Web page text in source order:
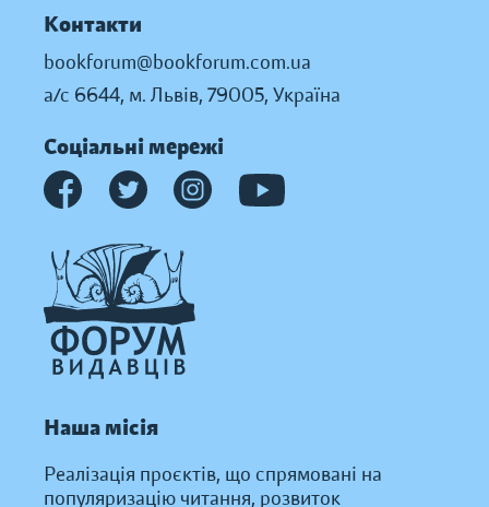
Контакти
bookforum@bookforum.com.ua
а/с 6644, м. Львів, 79005, Україна
Соціальні мережі
Наша місія
Реалізація проєктів, що спрямовані на
популяризацію читання, розвиток